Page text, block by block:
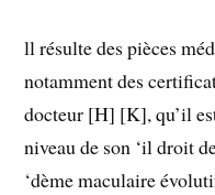
ll résulte des pièces
notamment des
docteur [H] [K], qu’il
niveau de son ‘il droit
‘dème maculaire